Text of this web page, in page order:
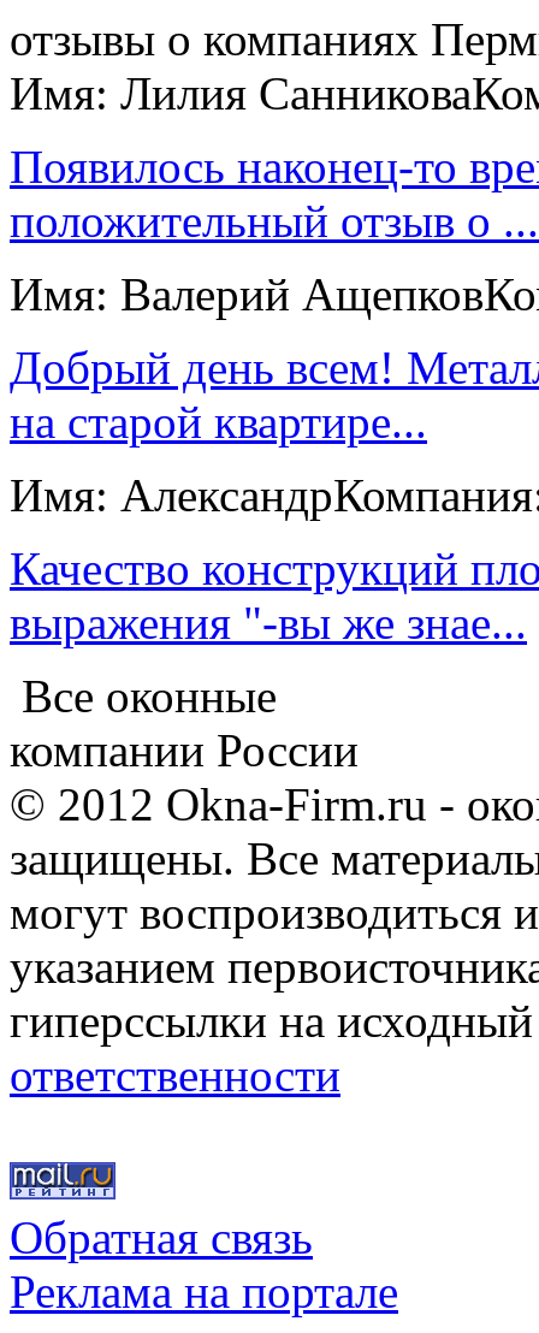
отзывы о компаниях
Имя: Лилия Санникова
Появилось наконец-то
положительный отзыв о ...
Имя: Валерий Ащепков
Добрый день всем!
на старой квартире...
Имя: Александр
Качество конструкций
выражения "-вы же знае...
Все оконные
компании России
© 2012 Okna-Firm.ru -
защищены. Все
могут воспроизводиться
указанием
гиперссылки на
ответственности
Обратная связь
Реклама на портале